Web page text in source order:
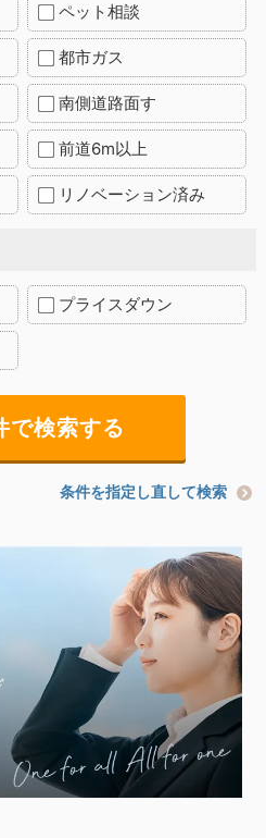
ペット相談
都市ガス
南側道路面す
前道6m以上
リノベーション済み
プライスダウン
条件を指定し直して検索